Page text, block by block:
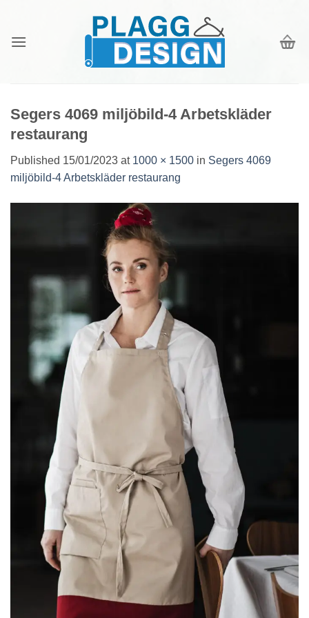
content
Segers 4069 miljöbild-4 Arbetskläder
restaurang
Published 15/01/2023 at 1000 × 1500 in Segers 4069
miljöbild-4 Arbetskläder restaurang